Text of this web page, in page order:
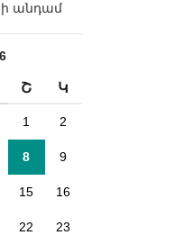
անդամ
Շ Կ
1 2
8 9
15 16
22 23